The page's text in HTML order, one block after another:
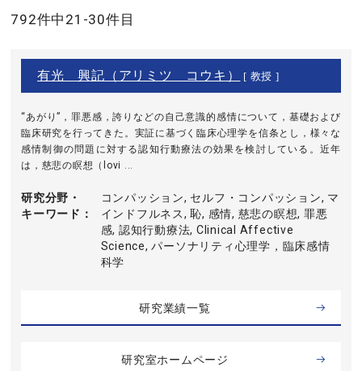
792件中21-30件目
有光 興記（アリミツ コウキ） [ 教授 ]
“あがり”，罪悪感，誇りなどの自己意識的感情について，基礎および
臨床研究を行ってきた。実証に基づく臨床心理学を信条とし，様々な
感情制御の問題に対する認知行動療法の効果を検討している。近年
は，慈悲の瞑想（lovi ...
研究分野・
キーワード
コンパッション, セルフ・コンパッション, マ
インドフルネス, 恥, 感情, 慈悲の瞑想, 罪悪
感, 認知行動療法, Clinical Affective
Science, パーソナリティ心理学，臨床感情
科学
研究業績一覧
研究室ホームページ